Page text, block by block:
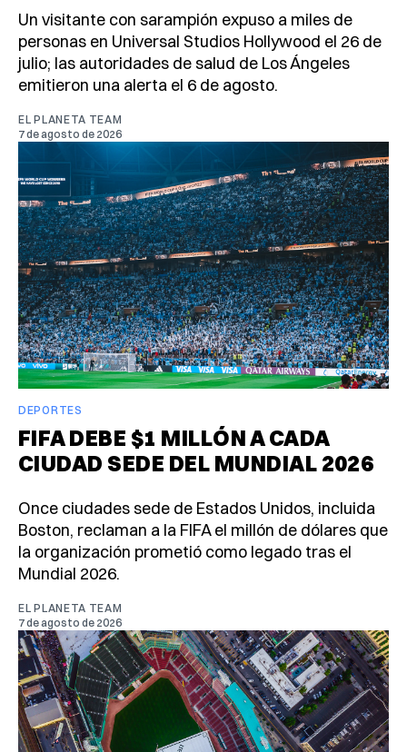
Un visitante con sarampión expuso a miles de
personas en Universal Studios Hollywood el 26 de
julio; las autoridades de salud de Los Ángeles
emitieron una alerta el 6 de agosto.
EL PLANETA TEAM
7 de agosto de 2026
DEPORTES
FIFA DEBE $1 MILLÓN A CADA
CIUDAD SEDE DEL MUNDIAL 2026
Once ciudades sede de Estados Unidos, incluida
Boston, reclaman a la FIFA el millón de dólares que
la organización prometió como legado tras el
Mundial 2026.
EL PLANETA TEAM
7 de agosto de 2026